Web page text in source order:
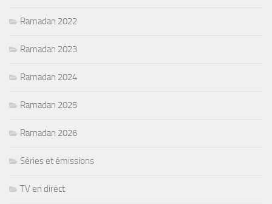
Ramadan 2022
Ramadan 2023
Ramadan 2024
Ramadan 2025
Ramadan 2026
Séries et émissions
TV en direct